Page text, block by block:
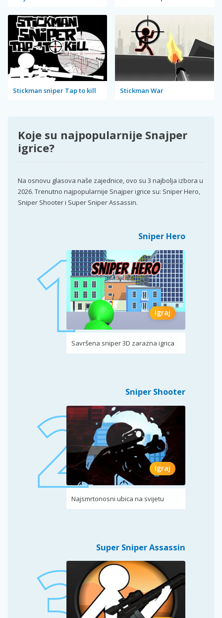
Stickman sniper Tap to kill Stickman War
Koje su najpopularnije Snajper
igrice?
Na osnovu glasova naše zajednice, ovo su 3 najbolja izbora u
2026. Trenutno najpopularnije Snajper igrice su: Sniper Hero,
Sniper Shooter i Super Sniper Assassin.
Sniper Hero
Igraj
Savršena sniper 3D zarazna igrica
Sniper Shooter
Igraj
Najsmrtonosni ubica na svijetu
Super Sniper Assassin